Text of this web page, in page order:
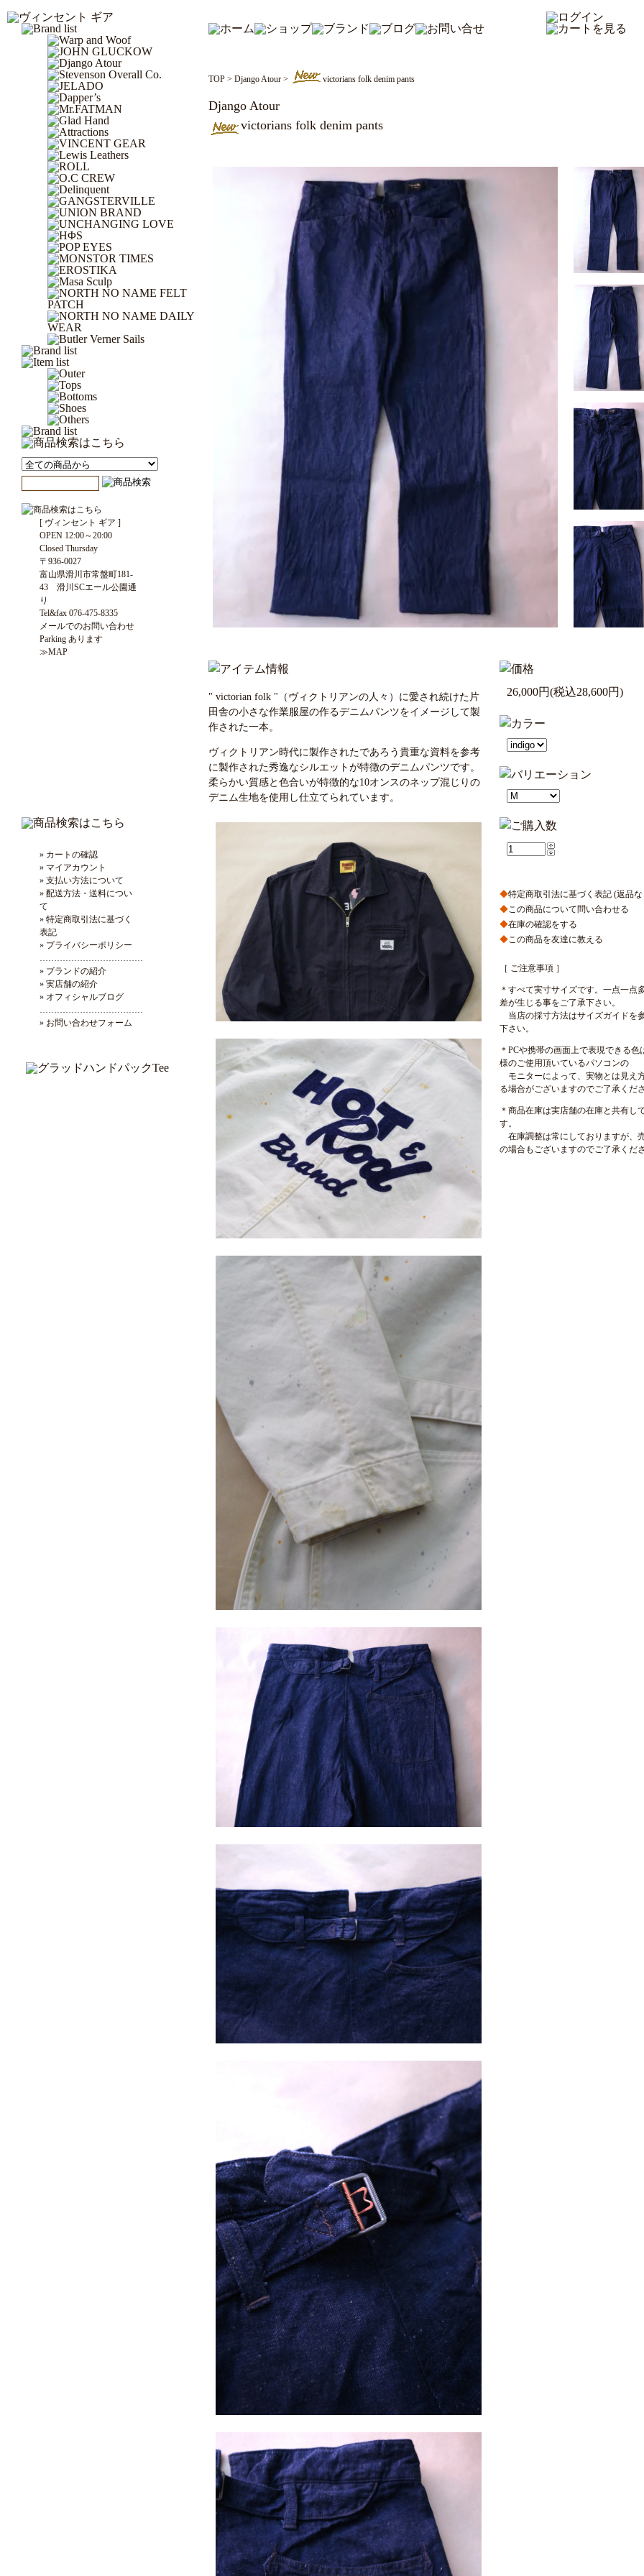
TOP > Django Atour > victorians folk denim pants
Django Atour
victorians folk denim pants
" victorian folk "（ヴィクトリアンの人々）に愛され続けた片
田舎の小さな作業服屋の作るデニムパンツをイメージして製
作された一本。
ヴィクトリアン時代に製作されたであろう貴重な資料を参考
に製作された秀逸なシルエットが特徴のデニムパンツです。
柔らかい質感と色合いが特徴的な10オンスのネップ混じりの
デニム生地を使用し仕立てられています。
26,000円(税込28,600円)
◆特定商取引法に基づく表記 (返品
◆ この商品について問い合わせる
◆在庫の確認をする
◆ この商品を友達に教える
［ ご注意事項 ］
＊すべて実寸サイズです。一点一点
差が生じる事をご了承下さい。
当店の採寸方法はサイズガイドを
下さい。
＊PCや携帯の画面上で表現できる色
様のご使用頂いているパソコンの
モニターによって、実物とは見え
る場合がございますのでご了承くだ
＊商品在庫は実店舗の在庫と共有し
す。
在庫調整は常にしておりますが、
の場合もございますのでご了承くだ
[ ヴィンセント ギア ]
OPEN 12:00～20:00
Closed Thursday
〒936-0027
富山県滑川市常盤町181-
43 滑川SCエール公園通
り
Tel&fax 076-475-8335
メールでのお問い合わせ
Parking あります
≫MAP
» カートの確認
» マイアカウント
» 支払い方法について
» 配送方法・送料につい
て
» 特定商取引法に基づく
表記
» プライバシーポリシー
» ブランドの紹介
» 実店舗の紹介
» オフィシャルブログ
» お問い合わせフォーム